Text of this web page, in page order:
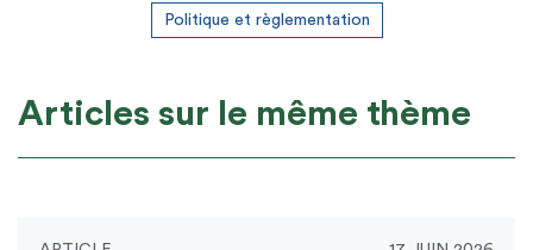
Politique et règlementation
Articles sur le même thème